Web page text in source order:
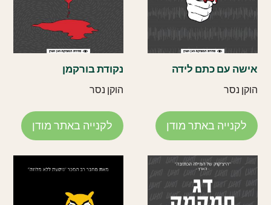
אישה עם כתם לידה
הוקן נסר
לקנייה באתר מודן
נקודת בורקמן
הוקן נסר
לקנייה באתר מודן